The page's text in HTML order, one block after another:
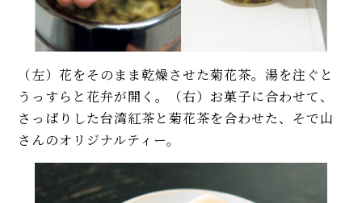
（左）花をそのまま乾燥させた菊花茶。湯を注ぐと
うっすらと花弁が開く。（右）お菓子に合わせて、
さっぱりした台湾紅茶と菊花茶を合わせた、そで山
さんのオリジナルティー。